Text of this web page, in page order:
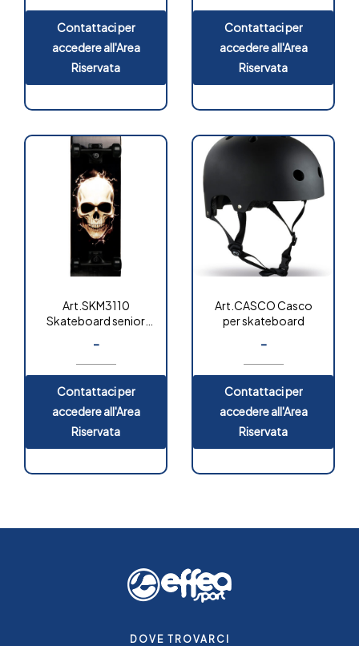
Contattaci per
accedere all'Area
Riservata
Contattaci per
accedere all'Area
Riservata
Art.SKM3110
Skateboard senior
-
Contattaci per
accedere all'Area
Riservata
Art.CASCO Casco
per skateboard
-
Contattaci per
accedere all'Area
Riservata
DOVE TROVARCI